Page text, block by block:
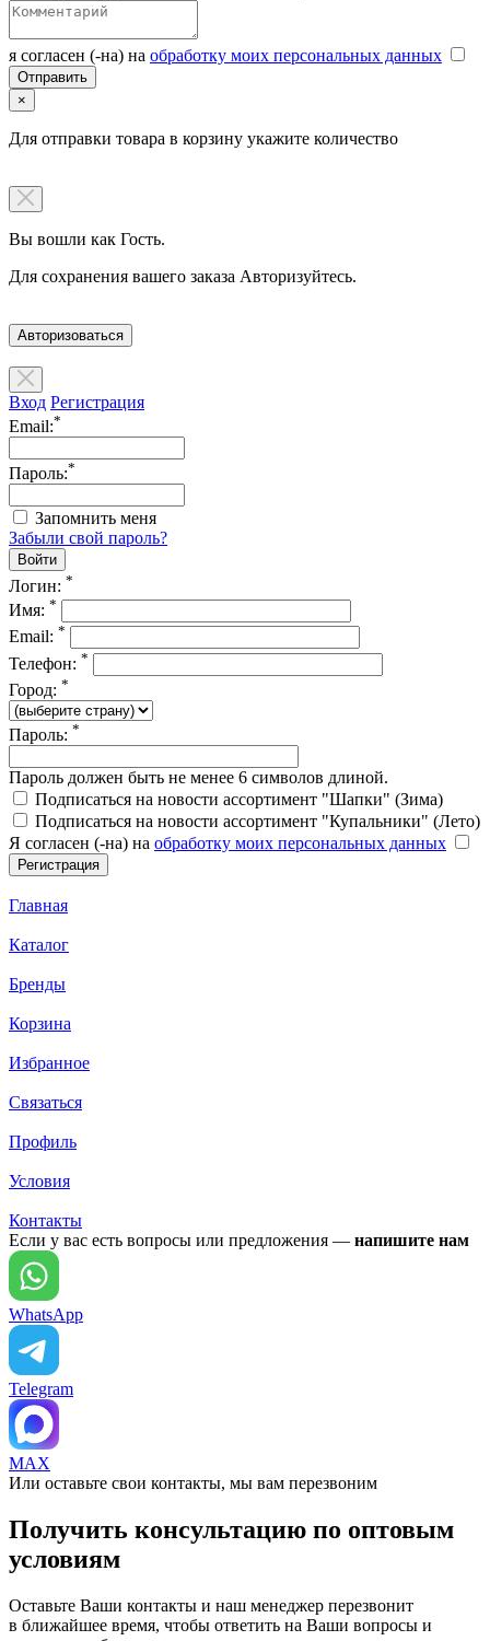
я согласен (-на) на обработку моих персональных данных
×
Для отправки товара в корзину укажите количество
Вы вошли как Гость.
Для сохранения вашего заказа Авторизуйтесь.
Авторизоваться
Вход Регистрация
Email:*
Пароль:*
Запомнить меня
Забыли свой пароль?
Логин: *
Имя: *
Email: *
Телефон: *
Город: *
Пароль: *
Пароль должен быть не менее 6 символов длиной.
Подписаться на новости ассортимент "Шапки" (Зима)
Подписаться на новости ассортимент "Купальники" (Лето)
Я согласен (-на) на обработку моих персональных данных
Главная
Каталог
Бренды
Корзина
Избранное
Связаться
Профиль
Условия
Контакты
Если у вас есть вопросы или предложения — напишите нам
WhatsApp
Telegram
MAX
Или оставьте свои контакты, мы вам перезвоним
Получить консультацию по оптовым
условиям
Оставьте Ваши контакты и наш менеджер перезвонит
в ближайшее время, чтобы ответить на Ваши вопросы и